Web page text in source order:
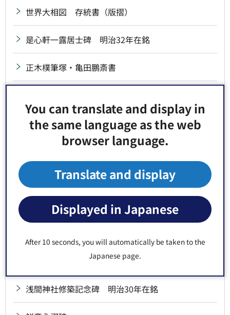
You can translate and display in
the same language as the web
browser language.
Translate and display
Displayed in Japanese
After 10 seconds, you will automatically be taken to the
Japanese page.
世界大相図 存統書（版摺）
是心軒一露居士碑 明治32年在銘
正木樸筆塚・亀田鵬斎書
西誉蓮入入定墳の碑
石造燈籠 元禄14年・文政12年在銘一対
石段親柱 附拓本6枚 昭和29年7月7日採拓
浅間神社修築記念碑 明治30年在銘